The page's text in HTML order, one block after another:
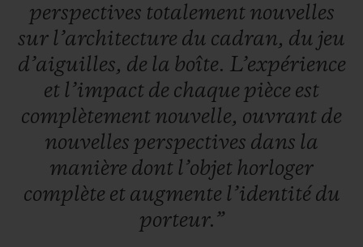
perspectives totalement nouvelles
sur l’architecture du cadran, du jeu
d’aiguilles, de la boîte. L’expérience
et l’impact de chaque pièce est
complètement nouvelle, ouvrant de
nouvelles perspectives dans la
manière dont l’objet horloger
complète et augmente l’identité du
porteur.”